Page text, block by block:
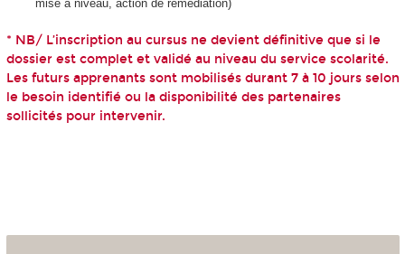
mise à niveau, action de remédiation)
* NB/ L’inscription au cursus ne devient définitive que si le
dossier est complet et validé au niveau du service scolarité.
Les futurs apprenants sont mobilisés durant 7 à 10 jours selon
le besoin identifié ou la disponibilité des partenaires
sollicités pour intervenir.